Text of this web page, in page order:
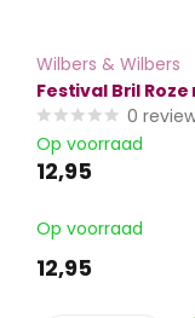
Wilbers & Wilbers
Festival Bril
0
Op voorraad
12,95
Op voorraad
12,95